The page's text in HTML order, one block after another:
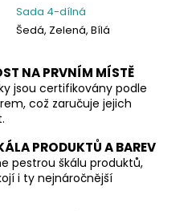
Sada 4-dílná
Šedá, Zelená, Bílá
NA PRVNÍM MÍSTĚ
jsou certifikovány podle
což zaručuje jejich
PRODUKTŮ A BAREV
pestrou škálu produktů,
i ty nejnáročnější